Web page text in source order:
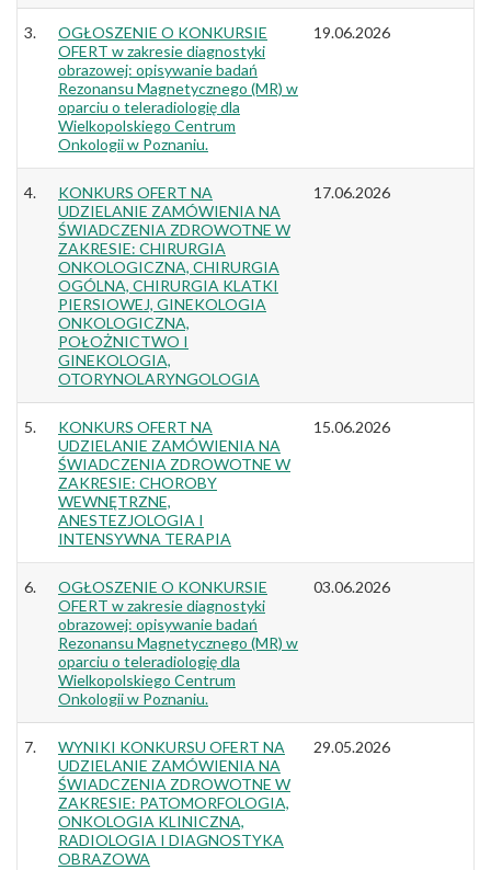
3.
OGŁOSZENIE O KONKURSIE
OFERT w zakresie diagnostyki
obrazowej: opisywanie badań
Rezonansu Magnetycznego (MR) w
oparciu o teleradiologię dla
Wielkopolskiego Centrum
Onkologii w Poznaniu.
19.06.2026
4.
KONKURS OFERT NA
UDZIELANIE ZAMÓWIENIA NA
ŚWIADCZENIA ZDROWOTNE W
ZAKRESIE: CHIRURGIA
ONKOLOGICZNA, CHIRURGIA
OGÓLNA, CHIRURGIA KLATKI
PIERSIOWEJ, GINEKOLOGIA
ONKOLOGICZNA,
POŁOŻNICTWO I
GINEKOLOGIA,
OTORYNOLARYNGOLOGIA
17.06.2026
5.
KONKURS OFERT NA
UDZIELANIE ZAMÓWIENIA NA
ŚWIADCZENIA ZDROWOTNE W
ZAKRESIE: CHOROBY
WEWNĘTRZNE,
ANESTEZJOLOGIA I
INTENSYWNA TERAPIA
15.06.2026
6.
OGŁOSZENIE O KONKURSIE
OFERT w zakresie diagnostyki
obrazowej: opisywanie badań
Rezonansu Magnetycznego (MR) w
oparciu o teleradiologię dla
Wielkopolskiego Centrum
Onkologii w Poznaniu.
03.06.2026
7.
WYNIKI KONKURSU OFERT NA
UDZIELANIE ZAMÓWIENIA NA
ŚWIADCZENIA ZDROWOTNE W
ZAKRESIE: PATOMORFOLOGIA,
ONKOLOGIA KLINICZNA,
RADIOLOGIA I DIAGNOSTYKA
OBRAZOWA
29.05.2026